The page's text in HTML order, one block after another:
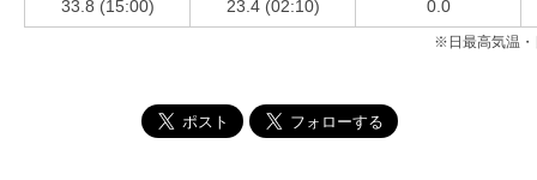
33.8 (15:00) 23.4 (02:10) 0.0
※日最高気温・